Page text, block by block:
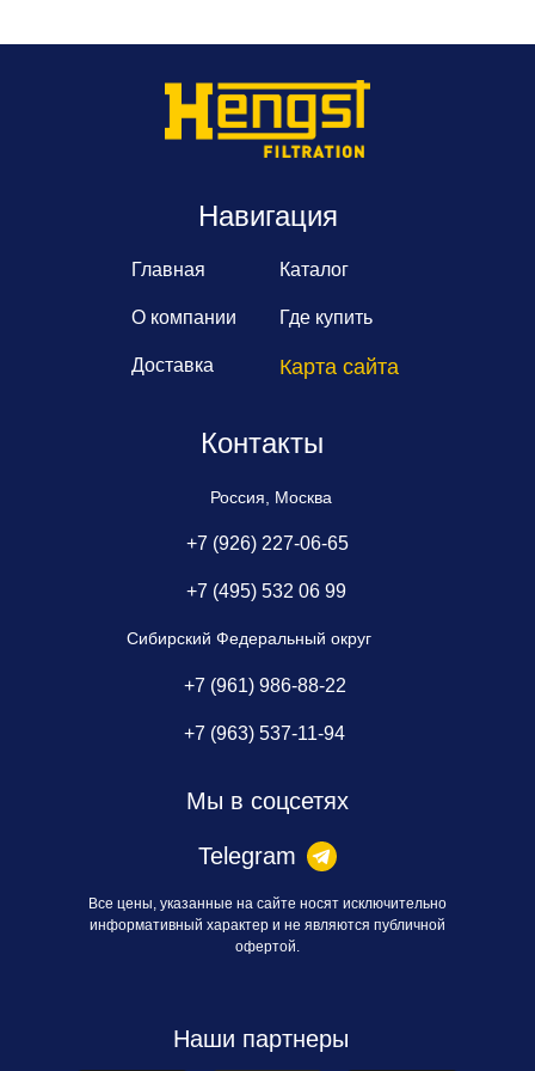
Все цены, указанные на сайте носят исключительно
информативный характер и не являются публичной
офертой.
Навигация
Главная
О компании
Каталог
Где купить
Карта сайта
Доставка
Мы в соцсетях
Telegram
Наши партнеры
Контакты
+7 (963) 537-11-94
+7 (961) 986-88-22
Сибирский Федеральный округ
+7 (926) 227-06-65
+7 (495) 532 06 99
Россия, Москва